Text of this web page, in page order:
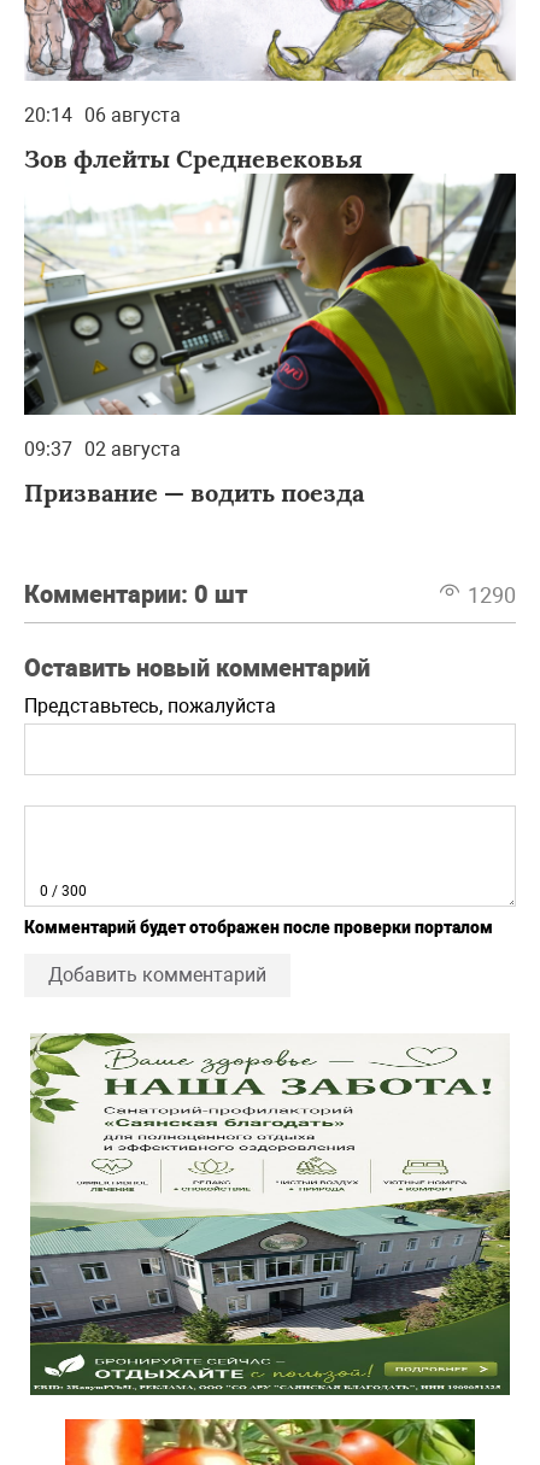
20:14 06 августа
Зов флейты Средневековья
09:37 02 августа
Призвание — водить поезда
Комментарии: 0 шт 1290
Оставить новый комментарий
Представьтесь, пожалуйста
0 / 300
Комментарий будет отображен после проверки порталом
Добавить комментарий